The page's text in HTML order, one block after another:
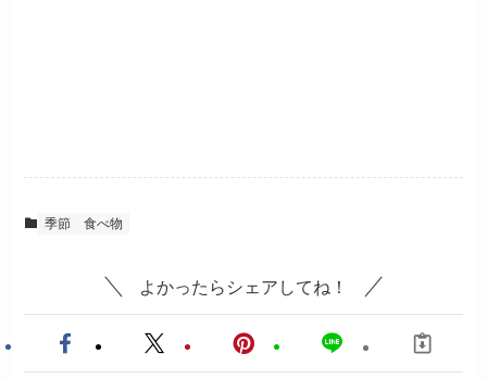
季節 食べ物
よかったらシェアしてね！